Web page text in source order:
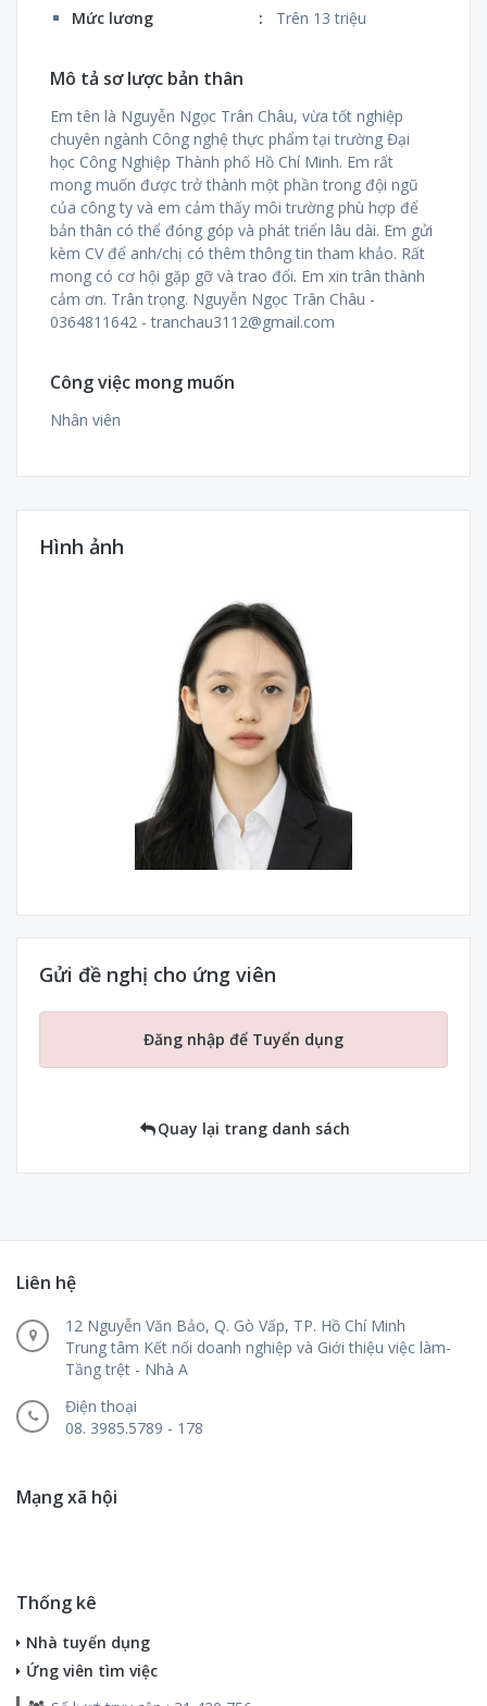
Mức lương
: Trên 13 triệu
Mô tả sơ lược bản thân
Em tên là Nguyễn Ngọc Trân Châu, vừa tốt nghiệp
chuyên ngành Công nghệ thực phẩm tại trường Đại
học Công Nghiệp Thành phố Hồ Chí Minh. Em rất
mong muốn được trở thành một phần trong đội ngũ
của công ty và em cảm thấy môi trường phù hợp để
bản thân có thể đóng góp và phát triển lâu dài. Em gửi
kèm CV để anh/chị có thêm thông tin tham khảo. Rất
mong có cơ hội gặp gỡ và trao đổi. Em xin trân thành
cảm ơn. Trân trọng. Nguyễn Ngọc Trân Châu -
0364811642 - tranchau3112@gmail.com
Công việc mong muốn
Nhân viên
Hình ảnh
Gửi đề nghị cho ứng viên
Đăng nhập để Tuyển dụng
Quay lại trang danh sách
Liên hệ
12 Nguyễn Văn Bảo, Q. Gò Vấp, TP. Hồ Chí Minh
Trung tâm Kết nối doanh nghiệp và Giới thiệu việc làm-
Tầng trệt - Nhà A
Điện thoại
08. 3985.5789 - 178
Mạng xã hội
Thống kê
Nhà tuyển dụng
Ứng viên tìm việc